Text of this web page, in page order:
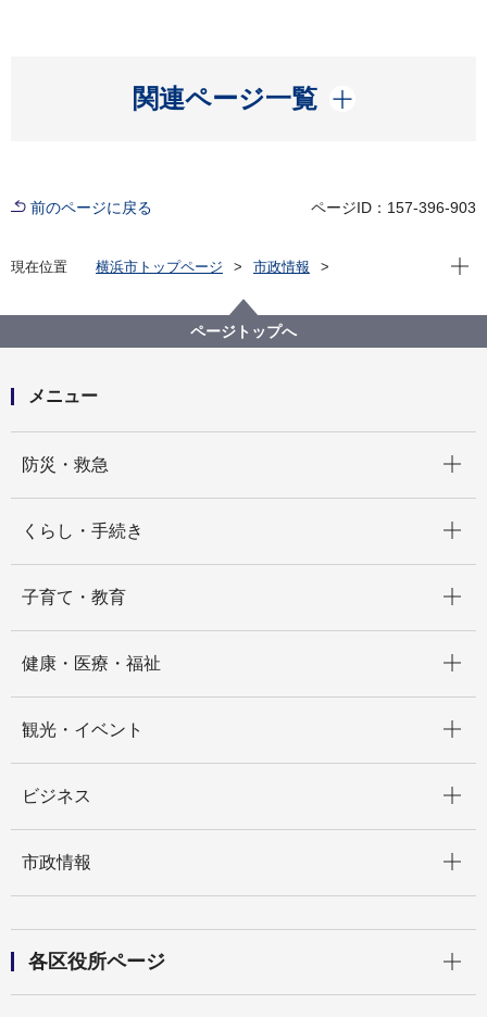
関連ページ一覧
開く
前のページに戻る ページID：157-396-903
現在位置 横浜市トップページ
市政情報
横浜市 電力・ガス・食料品等価格高騰緊急支援給付金
（７万円） の詳細をお知らせします
現在
ページトップへ
メニュー
防災・救急
くらし・手続き
子育て・教育
健康・医療・福祉
観光・イベント
ビジネス
市政情報
各区役所ページ